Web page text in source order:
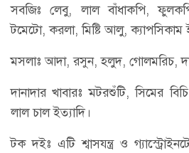
সবজিঃ লেবু, লাল বাঁধাকপি,
টমেটো, করলা, মিষ্টি আলু, ক্যাপসিকাম
মসলাঃ আদা, রসুন, হলুদ, গোলমরিচ,
দানাদার খাবারঃ মটরশুঁটি, সিমের
লাল চাল ইত্যাদি।
টক দইঃ এটি শ্বাসযন্ত্র ও